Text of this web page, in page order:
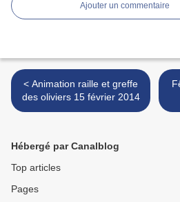
Ajouter un commentaire
< Animation raille et greffe
des oliviers 15 février 2014
Hébergé par Canalblog
Top articles
Pages